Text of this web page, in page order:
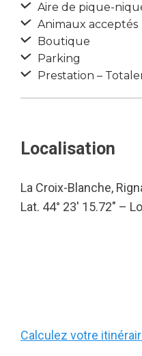
Aire de pique-
Animaux acceptés
Boutique
Parking
Prestation –
Localisation
La Croix-Blanche,
Lat. 44° 23′ 15.72″ –
Calculez votre